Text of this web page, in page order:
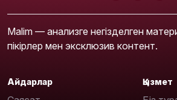
Malim — анализге негізделген
пікірлер мен эксклюзив контент.
Айдарлар Қызмет